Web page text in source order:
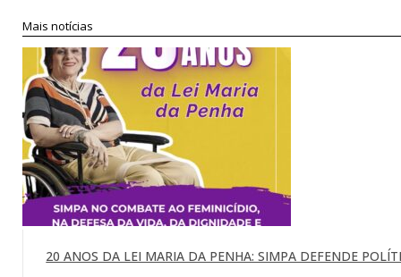
Mais notícias
20 ANOS DA LEI MARIA DA PENHA: SIMPA DEFENDE